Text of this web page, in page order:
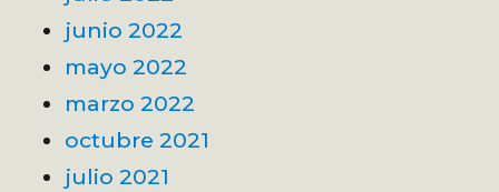
junio 2022
mayo 2022
marzo 2022
octubre 2021
julio 2021